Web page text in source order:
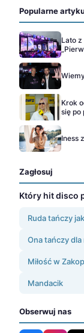
Popularne
Lato
Krok
się po
Iness
Zagłosuj
Który hit disco
Ruda tańczy
Ona tańczy dla
Miłość w
Mandacik
Obserwuj nas